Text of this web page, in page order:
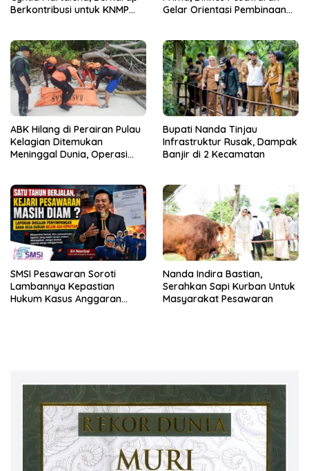
Berkontribusi untuk KNMP
Gelar Orientasi Pembinaan
ABK Hilang di Perairan Pulau
Kelagian Ditemukan
Meninggal Dunia, Operasi
Bupati Nanda Tinjau
Infrastruktur Rusak, Dampak
Banjir di 2 Kecamatan
SMSI Pesawaran Soroti
Lambannya Kepastian
Hukum Kasus Anggaran
Nanda Indira Bastian,
Serahkan Sapi Kurban Untuk
Masyarakat Pesawaran